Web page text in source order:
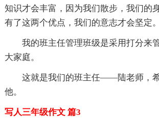
知识才会丰富，因为我们散步，我们的
有了这两个优点，我们的意志才会坚定。
我的班主任管理班级是采用打分来
大家庭。
这就是我们的班主任——陆老师，
他。
写人三年级作文 篇3